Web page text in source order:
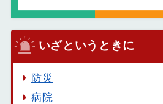
いざというときに
防災
病院